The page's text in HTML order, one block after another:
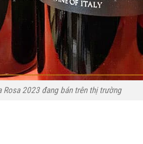
Rosa 2023 đang bán trên thị trường